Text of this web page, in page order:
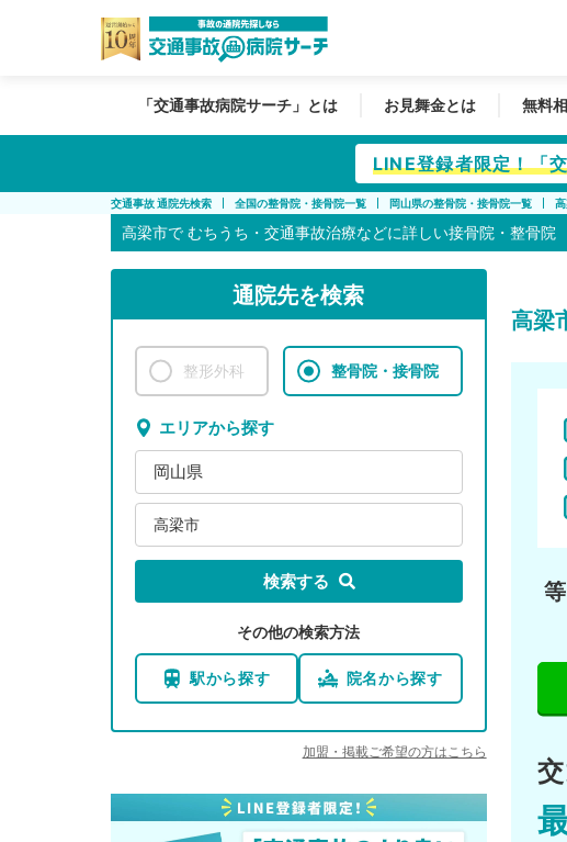
「交通事故病院サーチ」とは お見舞金とは 無料
LINE登録者限定！「
交通事故 通院先検索 全国の整骨院・接骨院一覧 岡山県の整骨院・接骨院一覧
高梁市で むちうち・交通事故治療などに詳しい接骨院・整骨院
通院先を検索
整形外科 整骨院・接骨院
エリアから探す
岡山県
高梁市
検索する
その他の検索方法
駅から探す 院名から探す
加盟・掲載ご希望の方はこちら
高梁